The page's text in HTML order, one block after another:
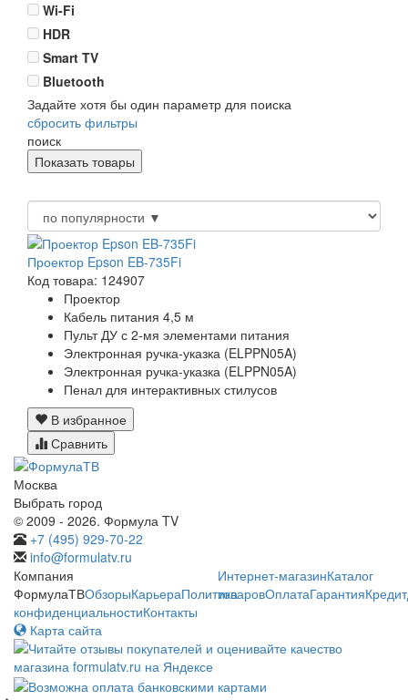
Wi-Fi
HDR
Smart TV
Bluetooth
Задайте хотя бы один параметр для поиска
сбросить фильтры
поиск
Проектор Epson EB-735Fi
Код товара: 124907
Проектор
Кабель питания 4,5 м
Пульт ДУ с 2-мя элементами питания
Электронная ручка-указка (ELPPN05A)
Электронная ручка-указка (ELPPN05A)
Пенал для интерактивных стилусов
В избранное
Сравнить
Москва
Выбрать город
© 2009 - 2026. Формула TV
+7 (495) 929-70-22
info@formulatv.ru
Компания
ФормулаТВОбзорыКарьераПолитика
конфиденциальностиКонтакты
Интернет-магазинКаталог
товаровОплатаГарантияКредит
Карта сайта